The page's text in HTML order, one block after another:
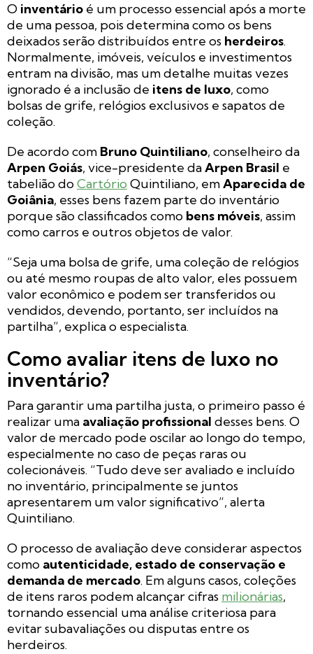
O inventário é um processo essencial após a morte
de uma pessoa, pois determina como os bens
deixados serão distribuídos entre os herdeiros.
Normalmente, imóveis, veículos e investimentos
entram na divisão, mas um detalhe muitas vezes
ignorado é a inclusão de itens de luxo, como
bolsas de grife, relógios exclusivos e sapatos de
coleção.
De acordo com Bruno Quintiliano, conselheiro da
Arpen Goiás, vice-presidente daArpen Brasil e
tabelião doCartório Quintiliano, emAparecida de
Goiânia, esses bens fazem parte do inventário
porque são classificados como bens móveis, assim
como carros e outros objetos de valor.
“Seja uma bolsa de grife, uma coleção de relógios
ou até mesmo roupas de alto valor, eles possuem
valor econômico e podem ser transferidos ou
vendidos, devendo, portanto, ser incluídos na
partilha”, explica o especialista.
Como avaliar itens de luxo no
inventário?
Para garantir uma partilha justa, o primeiro passo é
realizar uma avaliação profissional desses bens. O
valor de mercado pode oscilar ao longo do tempo,
especialmente no caso de peças raras ou
colecionáveis. “Tudo deve ser avaliado e incluído
no inventário, principalmente se juntos
apresentarem um valor significativo”, alerta
Quintiliano.
O processo de avaliação deve considerar aspectos
como autenticidade, estado de conservação e
demanda de mercado. Em alguns casos, coleções
de itens raros podem alcançar cifras milionárias,
tornando essencial uma análise criteriosa para
evitar subavaliações ou disputas entre os
herdeiros.